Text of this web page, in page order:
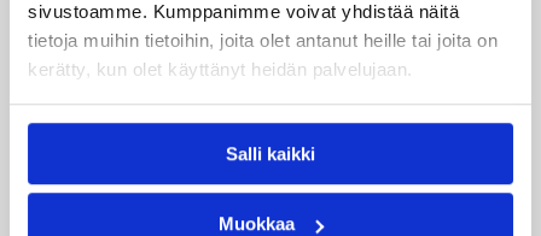
sivustoamme. Kumppanimme voivat yhdistää näitä
tietoja muihin tietoihin, joita olet antanut heille tai joita on
kerätty, kun olet käyttänyt heidän palvelujaan.
Salli kaikki
Muokkaa